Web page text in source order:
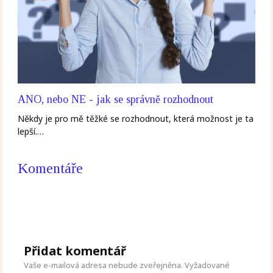
ANO, nebo NE - jak se správně rozhodnout
Někdy je pro mě těžké se rozhodnout, která možnost je ta
lepší.…
Komentáře
Přidat komentář
Vaše e-mailová adresa nebude zveřejněna. Vyžadované